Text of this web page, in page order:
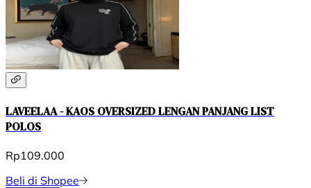
LAVEELAA - KAOS OVERSIZED LENGAN PANJANG LIST
POLOS
Rp109.000
Beli di Shopee